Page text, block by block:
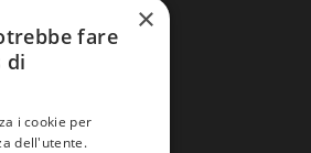
frequenti
×
fare
di
i cookie per
dell'utente.